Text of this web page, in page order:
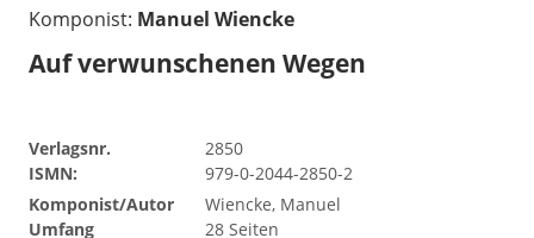
Komponist: Manuel Wiencke
Auf verwunschenen Wegen
Verlagsnr.
2850
ISMN:
979-0-2044-2850-2
Komponist/Autor
Wiencke, Manuel
Umfang
28 Seiten